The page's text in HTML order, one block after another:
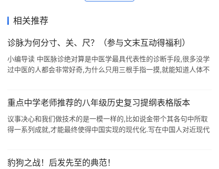
相关推荐
诊脉为何分寸、关、尺？（参与文末互动得福利）
小编导读 中医脉诊绝对算是中医学最具代表性的诊断手段,很多没学
过中医的人都会非常好奇,为什么只用三根手指一摸,就能知道人体不
重点中学老师推荐的八年级历史复习提纲表格版本
议事决心和我们做技术的是一模一样的,比如说金带个其各句中所取
得一系列成就,才能最终使得中国实现的现代化.写在中国人对近现代
豹狗之战！后发先至的典范！